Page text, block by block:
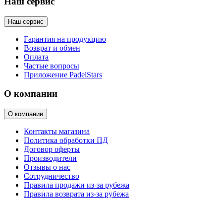
Наш сервис
Гарантия на продукцию
Возврат и обмен
Оплата
Частые вопросы
Приложение PadelStars
О компании
О компании
Контакты магазина
Политика обработки ПД
Договор оферты
Производители
Отзывы о нас
Сотрудничество
Правила продажи из-за рубежа
Правила возврата из-за рубежа